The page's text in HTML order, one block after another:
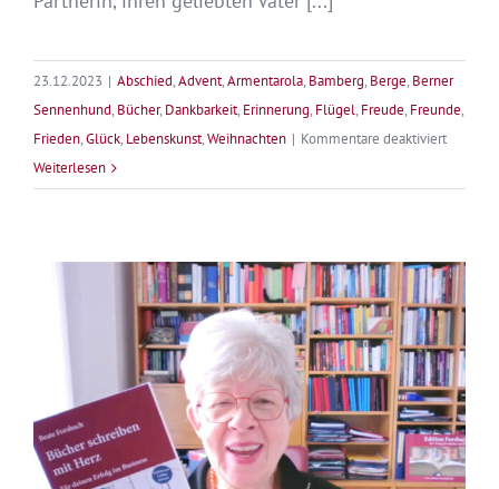
23.12.2023 | Abschied,Advent,Armentarola, Bamberg, Berge, Berner
Sennenhund, Bücher, Dankbarkeit, Erinnerung, Flügel, Freude, Freunde,
Frieden,Glück, Lebenskunst,Weihnachten | Kommentare deaktiviertfür
Weiterlesen